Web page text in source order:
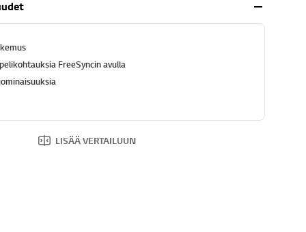
FreeSyncin avulla
LISÄÄ VERTAILUUN